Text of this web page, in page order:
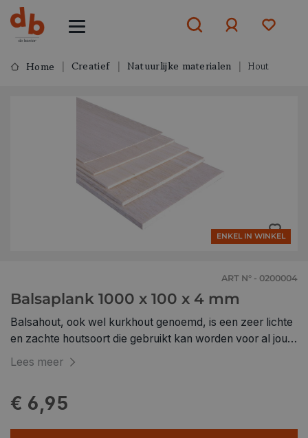
ofaanmelden
Home Creatief Natuurlijke materialen Hout
ENKEL IN WINKEL
ART N° - 0200004
Balsaplank 1000 x 100 x 4 mm
Balsahout, ook wel kurkhout genoemd, is een zeer lichte
en zachte houtsoort die gebruikt kan worden voor al jouw
projecten. Doordat het zo licht is in gewicht, wordt deze
Verkrijgbaar in verschillende diktes.
Lees meer
€ 6,95